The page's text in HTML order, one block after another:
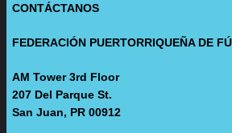
CONTÁCTANOS
FEDERACIÓN PUERTORRIQUEÑA DE
AM Tower 3rd Floor
207 Del Parque St.
San Juan, PR 00912